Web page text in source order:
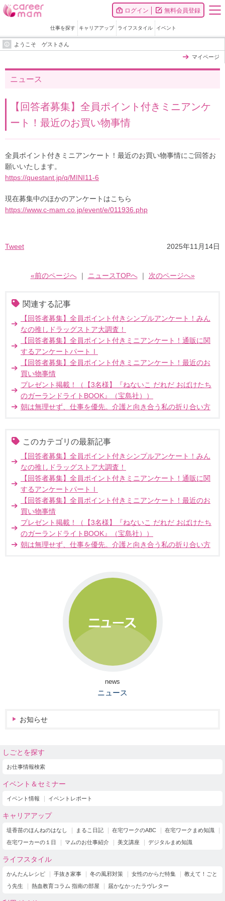
ログイン 無料会員登録
仕事を探す キャリアアップ ライフスタイル イベント
ようこそ ゲストさん
マイページ
ニュース
【回答者募集】全員ポイント付きミニアンケ
ート！最近のお買い物事情
全員ポイント付きミニアンケート！最近のお買い物事情にご回答お
願いいたします。
https://questant.jp/q/MINI11-6
現在募集中のほかのアンケートはこちら
https://www.c-mam.co.jp/event/e/011936.php
Tweet 2025年11月14日
«前のページへ｜ ニュースTOPへ｜ 次のページへ»
関連する記事
【回答者募集】全員ポイント付きシンプルアンケート！みん
なの推しドラッグストア大調査！
【回答者募集】全員ポイント付きミニアンケート！通販に関
するアンケートパートⅠ
【回答者募集】全員ポイント付きミニアンケート！最近のお
買い物事情
プレゼント掲載！（【3名様】『ねないこ だれだ おばけたち
のガーランドライトBOOK』（宝島社））
朝は無理せず、仕事を優先。介護と向き合う私の折り合い方
このカテゴリの最新記事
【回答者募集】全員ポイント付きシンプルアンケート！みん
なの推しドラッグストア大調査！
【回答者募集】全員ポイント付きミニアンケート！通販に関
するアンケートパートⅠ
【回答者募集】全員ポイント付きミニアンケート！最近のお
買い物事情
プレゼント掲載！（【3名様】『ねないこ だれだ おばけたち
のガーランドライトBOOK』（宝島社））
朝は無理せず、仕事を優先。介護と向き合う私の折り合い方
news
ニュース
お知らせ
しごとを探す
お仕事情報検索
イベント＆セミナー
イベント情報 イベントレポート
キャリアアップ
堤香苗のほんねのはなし まるこ日記 在宅ワークのABC
在宅ワークまめ知識
在宅ワーカーの１日
マムのお仕事紹介 美文講座 デジタルまめ知識
ライフスタイル
かんたんレシピ 手抜き家事 冬の風邪対策 女性のからだ特集
教えて！ごと
う先生
熱血教育コラム 指南の部屋 届かなかったラヴレター